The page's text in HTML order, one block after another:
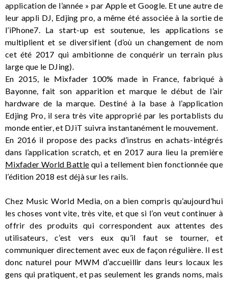
application de l’année » par Apple et Google. Et une autre de
leur appli DJ, Edjing pro, a même été associée à la sortie de
l’iPhone7. La start-up est soutenue, les applications se
multiplient et se diversifient (d’où un changement de nom
cet été 2017 qui ambitionne de conquérir un terrain plus
large que le DJing).
En 2015, le Mixfader 100% made in France, fabriqué à
Bayonne, fait son apparition et marque le début de l’air
hardware de la marque. Destiné à la base à l’application
Edjing Pro, il sera très vite approprié par les portablists du
monde entier, et DJiT suivra instantanément le mouvement.
En 2016 il propose des packs d’instrus en achats-intégrés
dans l’application scratch, et en 2017 aura lieu la première
Mixfader World Battle qui a tellement bien fonctionnée que
l’édition 2018 est déjà sur les rails.
Chez Music World Media, on a bien compris qu’aujourd’hui
les choses vont vite, très vite, et que si l’on veut continuer à
offrir des produits qui correspondent aux attentes des
utilisateurs, c’est vers eux qu’il faut se tourner, et
communiquer directement avec eux de façon régulière. Il est
donc naturel pour MWM d’accueillir dans leurs locaux les
gens qui pratiquent, et pas seulement les grands noms, mais